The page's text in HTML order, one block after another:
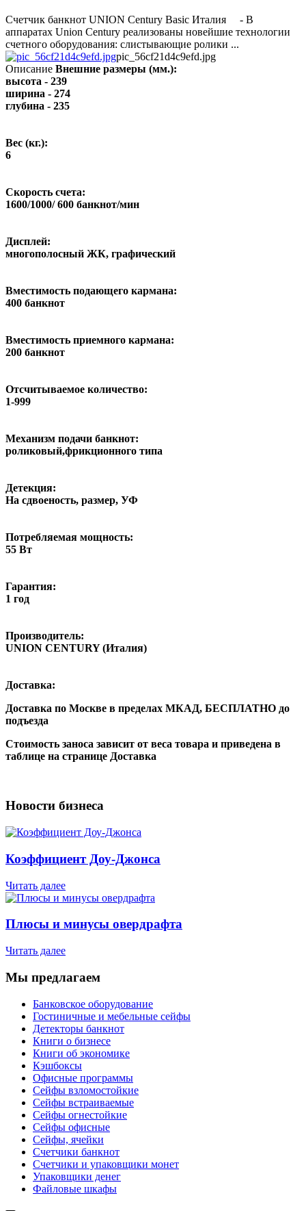
Счетчик банкнот UNION Century Basic Италия - В
аппаратах Union Century реализованы новейшие технологии
счетного оборудования: слистывающие ролики ...
pic_56cf21d4c9efd.jpg
Описание Внешние размеры (мм.):
высота - 239
ширина - 274
глубина - 235
Вес (кг.):
6
Скорость счета:
1600/1000/ 600 банкнот/мин
Дисплей:
многополосный ЖК, графический
Вместимость подающего кармана:
400 банкнот
Вместимость приемного кармана:
200 банкнот
Отсчитываемое количество:
1-999
Механизм подачи банкнот:
роликовый,фрикционного типа
Детекция:
На сдвоеность, размер, УФ
Потребляемая мощность:
55 Вт
Гарантия:
1 год
Производитель:
UNION CENTURY (Италия)
Доставка:
Доставка по Москве в пределах МКАД, БЕСПЛАТНО до
подъезда
Стоимость заноса зависит от веса товара и приведена в
таблице на странице Доставка
Новости бизнеса
Коэффициент Доу-Джонса
Читать далее
Плюсы и минусы овердрафта
Читать далее
Мы предлагаем
Банковское оборудование
Гостиничные и мебельные сейфы
Детекторы банкнот
Книги о бизнесе
Книги об экономике
Кэшбоксы
Офисные программы
Сейфы взломостойкие
Сейфы встраиваемые
Сейфы огнестойкие
Сейфы офисные
Сейфы, ячейки
Счетчики банкнот
Счетчики и упаковщики монет
Упаковщики денег
Файловые шкафы